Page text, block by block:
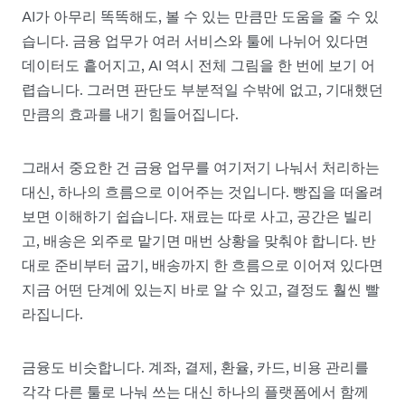
AI가 아무리 똑똑해도, 볼 수 있는 만큼만 도움을 줄 수 있
습니다. 금융 업무가 여러 서비스와 툴에 나뉘어 있다면
데이터도 흩어지고, AI 역시 전체 그림을 한 번에 보기 어
렵습니다. 그러면 판단도 부분적일 수밖에 없고, 기대했던
만큼의 효과를 내기 힘들어집니다.
그래서 중요한 건 금융 업무를 여기저기 나눠서 처리하는
대신, 하나의 흐름으로 이어주는 것입니다. 빵집을 떠올려
보면 이해하기 쉽습니다. 재료는 따로 사고, 공간은 빌리
고, 배송은 외주로 맡기면 매번 상황을 맞춰야 합니다. 반
대로 준비부터 굽기, 배송까지 한 흐름으로 이어져 있다면
지금 어떤 단계에 있는지 바로 알 수 있고, 결정도 훨씬 빨
라집니다.
금융도 비슷합니다. 계좌, 결제, 환율, 카드, 비용 관리를
각각 다른 툴로 나눠 쓰는 대신 하나의 플랫폼에서 함께